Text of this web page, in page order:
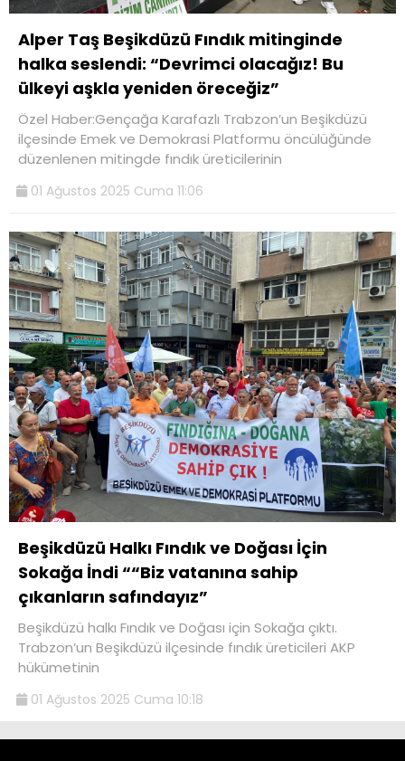
Alper Taş Beşikdüzü Fındık mitinginde
halka seslendi: “Devrimci olacağız! Bu
ülkeyi aşkla yeniden öreceğiz”
Özel Haber:Gençağa Karafazlı Trabzon’un Beşikdüzü
ilçesinde Emek ve Demokrasi Platformu öncülüğünde
düzenlenen mitingde fındık üreticilerinin
01 Ağustos 2025 Cuma 11:06
Beşikdüzü Halkı Fındık ve Doğası İçin
Sokağa İndi ““Biz vatanına sahip
çıkanların safındayız”
Beşikdüzü halkı Fındık ve Doğası için Sokağa çıktı.
Trabzon’un Beşikdüzü ilçesinde fındık üreticileri AKP
hükümetinin
01 Ağustos 2025 Cuma 10:18